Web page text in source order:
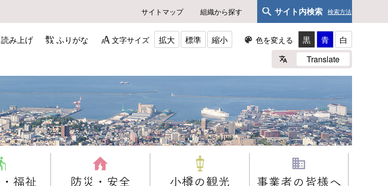
サイトマップ 組織から探す サイト内検索 検索方法
読み上げ ふりがな 文字サイズ 拡大 標準 縮小 色を変える 黒 青
白
Translate